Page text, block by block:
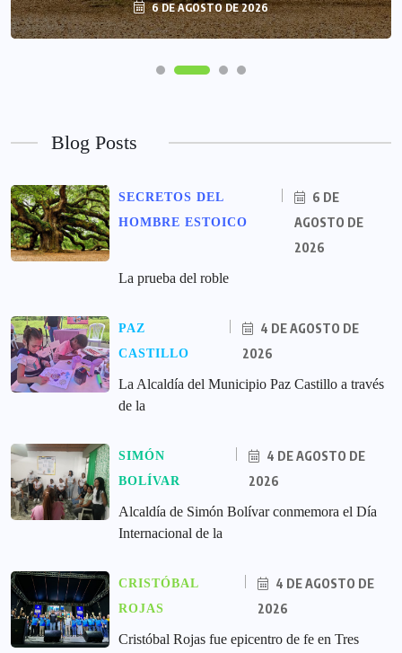
6 DE AGOSTO DE 2026
Blog Posts
SECRETOS DEL
HOMBRE ESTOICO
6 DE
AGOSTO DE
2026
La prueba del roble
PAZ
CASTILLO
4 DE AGOSTO DE
2026
La Alcaldía del Municipio Paz Castillo a través
de la
SIMÓN
BOLÍVAR
4 DE AGOSTO DE
2026
Alcaldía de Simón Bolívar conmemora el Día
Internacional de la
CRISTÓBAL
ROJAS
4 DE AGOSTO DE
2026
Cristóbal Rojas fue epicentro de fe en Tres